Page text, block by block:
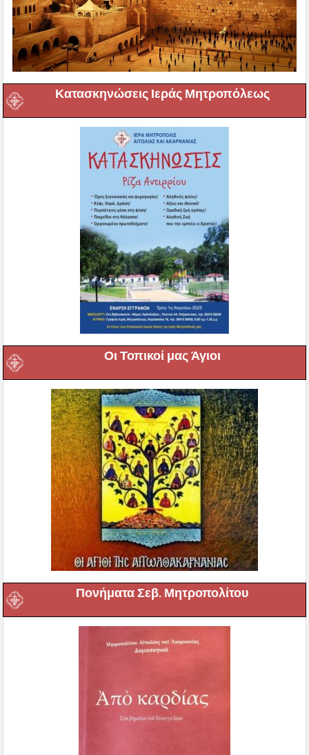
Κατασκηνώσεις Ιεράς Μητροπόλεως
Οι Τοπικοί μας Άγιοι
Πονήματα Σεβ. Μητροπολίτου